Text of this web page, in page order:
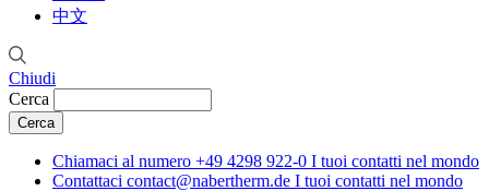
中文
Chiudi
Cerca
Chiamaci al numero +49 4298 922-0 I tuoi contatti nel mondo
Contattaci contact@nabertherm.de I tuoi contatti nel mondo